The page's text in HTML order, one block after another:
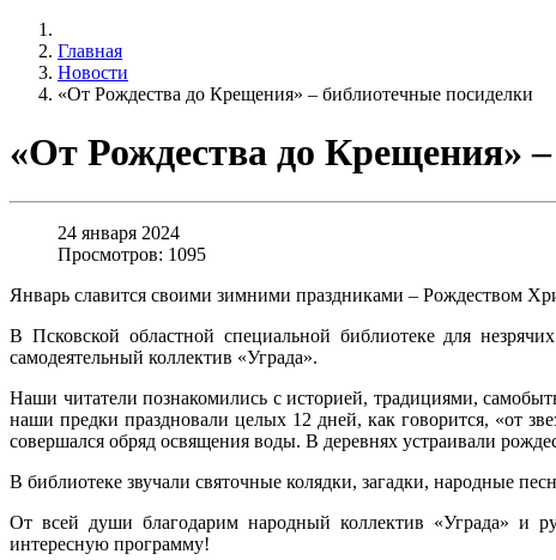
Главная
Новости
«От Рождества до Крещения» – библиотечные посиделки
«От Рождества до Крещения»
24 января 2024
Просмотров: 1095
Январь славится своими зимними праздниками – Рождеством
В Псковской областной специальной библиотеке для
самодеятельный коллектив «Уграда».
Наши читатели познакомились с историей, традициями,
наши предки праздновали целых 12 дней, как говорится, «от
совершался обряд освящения воды. В деревнях устраивали
В библиотеке звучали святочные колядки, загадки, народные
От всей души благодарим народный коллектив «Уграда» и
интересную программу!